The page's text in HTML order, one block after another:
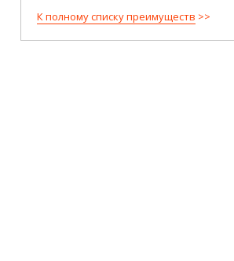
К полному списку преимуществ